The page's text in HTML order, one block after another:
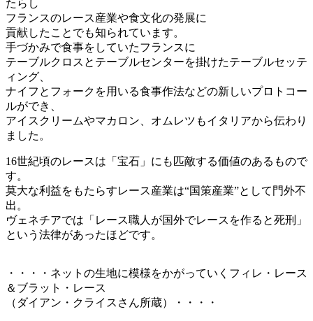
たらし
フランスのレース産業や食文化の発展に
貢献したことでも知られています。
手づかみで食事をしていたフランスに
テーブルクロスとテーブルセンターを掛けたテーブルセッテ
ィング、
ナイフとフォークを用いる食事作法などの新しいプロトコー
ルができ、
アイスクリームやマカロン、オムレツもイタリアから伝わり
ました。
16世紀頃のレースは「宝石」にも匹敵する価値のあるもので
す。
莫大な利益をもたらすレース産業は“国策産業”として門外不
出。
ヴェネチアでは「レース職人が国外でレースを作ると死刑」
という法律があったほどです。
・・・・ネットの生地に模様をかがっていくフィレ・レース
＆ブラット・レース
（ダイアン・クライスさん所蔵）・・・・